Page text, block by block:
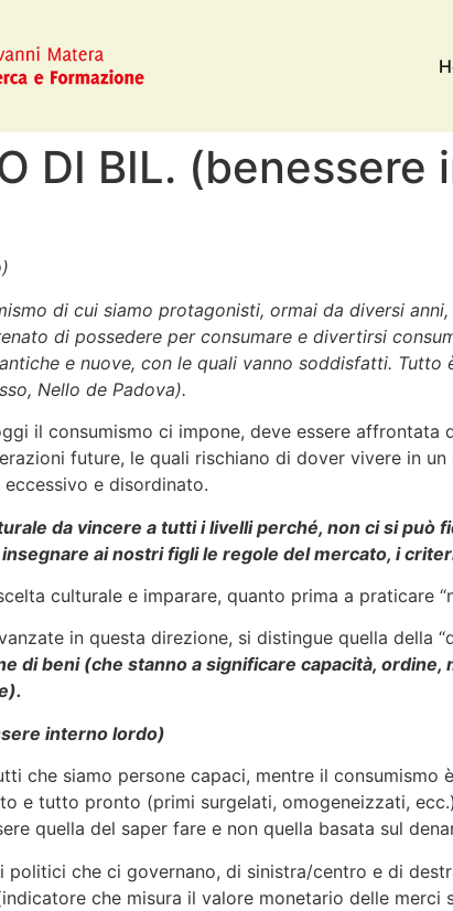
DI BIL.
di cui siamo protagonisti, ormai da diversi
di possedere per consumare e divertirsi
e nuove, con le quali vanno soddisfatti.
Nello de Padova).
il consumismo ci impone, deve essere
future, le quali rischiano di dover vivere in
e disordinato.
da vincere a tutti i livelli perché, non ci si può
ai nostri figli le regole del mercato, i
culturale e imparare, quanto prima a praticare
in questa direzione, si distingue quella della
di beni (che stanno a significare capacità,
interno lordo)
che siamo persone capaci, mentre il
e tutto pronto (primi surgelati, omogeneizzati,
quella del saper fare e non quella basata sul
che ci governano, di sinistra/centro e di
che misura il valore monetario delle